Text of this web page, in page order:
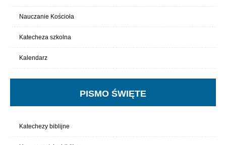
Nauczanie Kościoła
Katecheza szkolna
Kalendarz
PISMO ŚWIĘTE
Katechezy biblijne